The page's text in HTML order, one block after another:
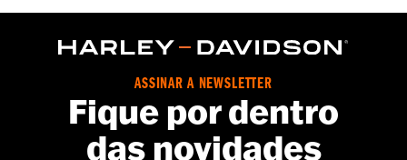
Sold In Units:Each
1 year limited warranty – Go to
d.com/warrantyfor full details
ASSINAR A NEWSLETTER
Fique por dentro
das novidades